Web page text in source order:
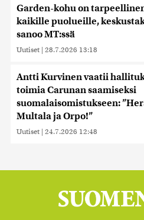
Garden-kohu on
kaikille puolueille,
sanoo MT:ssä
Uutiset | 28.7.2026 13:18
Antti Kurvinen vaatii
toimia Carunan saamiseksi
suomalaisomistukseen:
Multala ja Orpo!”
Uutiset | 24.7.2026 12:48